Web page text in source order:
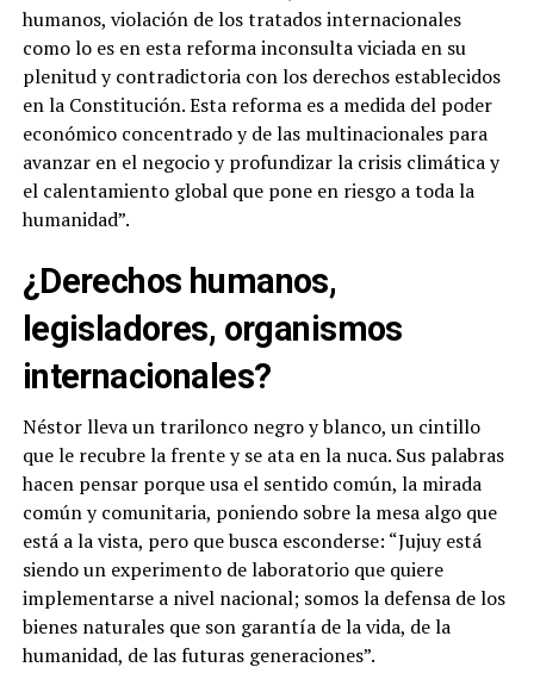
humanos, violación de los tratados internacionales
como lo es en esta reforma inconsulta viciada en su
plenitud y contradictoria con los derechos establecidos
en la Constitución. Esta reforma es a medida del poder
económico concentrado y de las multinacionales para
avanzar en el negocio y profundizar la crisis climática y
el calentamiento global que pone en riesgo a toda la
humanidad”.
¿Derechos humanos,
legisladores, organismos
internacionales?
Néstor lleva un trarilonco negro y blanco, un cintillo
que le recubre la frente y se ata en la nuca. Sus palabras
hacen pensar porque usa el sentido común, la mirada
común y comunitaria, poniendo sobre la mesa algo que
está a la vista, pero que busca esconderse: “Jujuy está
siendo un experimento de laboratorio que quiere
implementarse a nivel nacional; somos la defensa de los
bienes naturales que son garantía de la vida, de la
humanidad, de las futuras generaciones”.